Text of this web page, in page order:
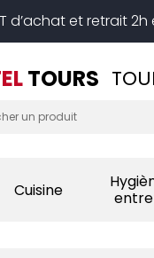
d’achat et retrait
TOURS
Cuisine